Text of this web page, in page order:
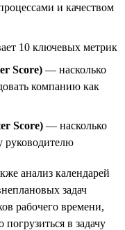
и качеством
10 ключевых метрик
Score) — насколько
компанию как
Score) — насколько
руководителю
анализ календарей
задач
рабочего времени,
в задачу